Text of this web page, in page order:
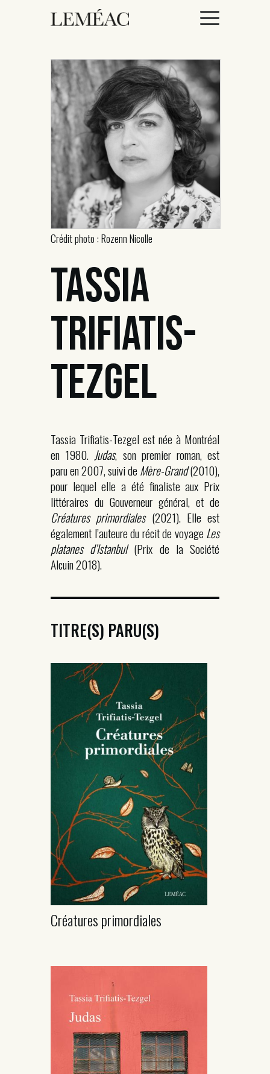
ACCUEIL
CATALOGUE
AUTEURICES
DROITS / RIGHTS
À PROPOS
Crédit photo : Rozenn Nicolle
TASSIA
TRIFIATIS-
TEZGEL
Tassia Trifiatis-Tezgel est née à Montréal
en 1980.Judas, son premier roman, est
paru en 2007, suivi deMère-Grand(2010),
pour lequel elle a été finaliste aux Prix
littéraires du Gouverneur général, et de
Créatures primordiales(2021). Elle est
également l’auteure du récit de voyageLes
platanes d’Istanbul(Prix de la Société
Alcuin 2018).
TITRE(S) PARU(S)
Créatures primordiales